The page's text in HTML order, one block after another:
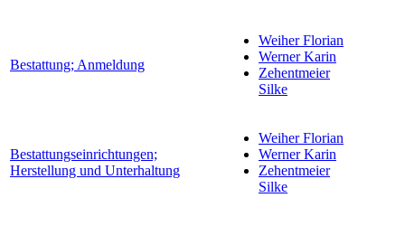
Bestattung; Anmeldung
Weiher Florian
Werner Karin
Zehentmeier
Silke
Bestattungseinrichtungen;
Herstellung und Unterhaltung
Weiher Florian
Werner Karin
Zehentmeier
Silke